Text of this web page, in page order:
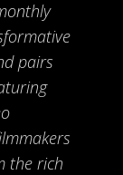
pairs
the rich